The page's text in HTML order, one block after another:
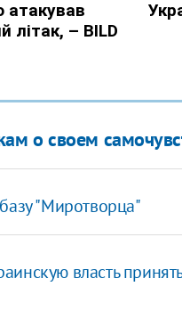
о своем
"Миротворца"
власть